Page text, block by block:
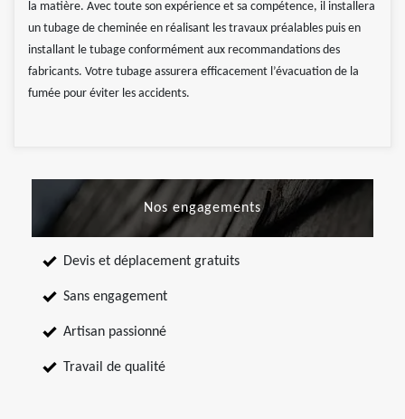
la matière. Avec toute son expérience et sa compétence, il installera
un tubage de cheminée en réalisant les travaux préalables puis en
installant le tubage conformément aux recommandations des
fabricants. Votre tubage assurera efficacement l’évacuation de la
fumée pour éviter les accidents.
Nos engagements
Devis et déplacement gratuits
Sans engagement
Artisan passionné
Travail de qualité